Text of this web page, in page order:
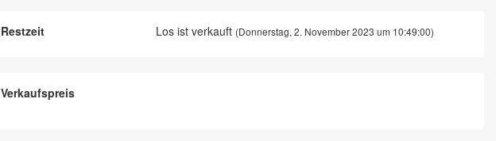
Restzeit Los ist verkauft (Donnerstag, 2. November 2023 um 10:49:00)
Verkaufspreis